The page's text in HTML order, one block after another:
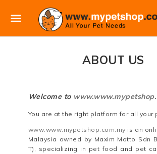
ABOUT US
Welcome to
You are at the right platform for all your
www.www.mypetshop.com.my is an
Malaysia owned by Maxim Motto Sdn
T), specializing in pet food and pet